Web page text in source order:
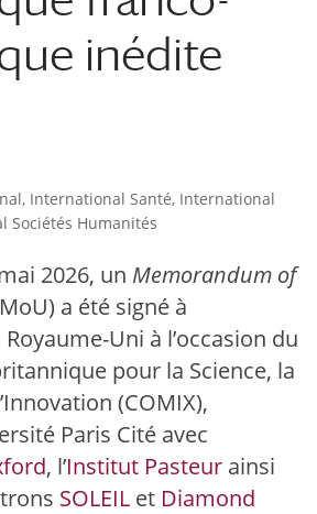
inédite
, International Santé, International
Sociétés Humanités
2026, un Memorandum of
a été signé à
Uni à l’occasion du
pour la Science, la
(COMIX),
Paris Cité avec
, l’Institut Pasteur ainsi
SOLEIL et Diamond